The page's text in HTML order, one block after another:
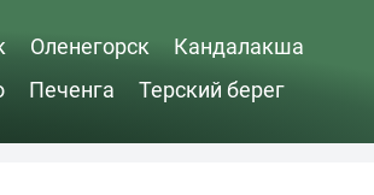
Оленегорск
Кандалакша
Печенга Терский берег